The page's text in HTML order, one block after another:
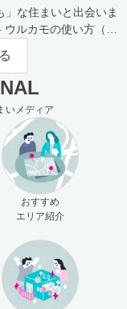
」な住まいと出会いま
ルカモの使い方（買
いメディア
おすすめ
エリア紹介